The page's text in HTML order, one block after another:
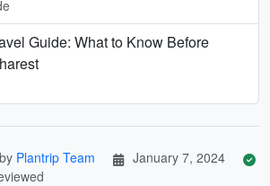
Guide: What to Know Before
Plantrip Team
January 7, 2024